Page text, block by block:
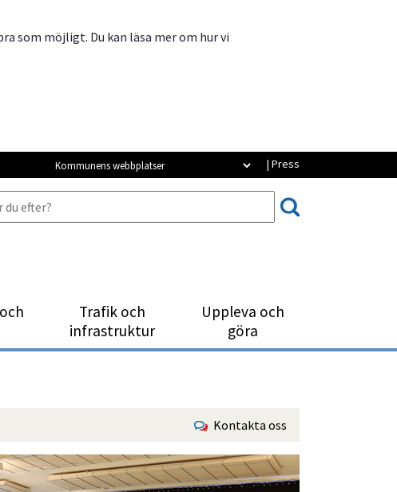
som möjligt. Du kan läsa mer om hur vi
| Press
Kommunens webbplatser
Trafik och
infrastruktur
Uppleva och
göra
Kontakta oss